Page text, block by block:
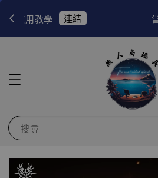
當月壽星輸入折扣碼【
搜尋